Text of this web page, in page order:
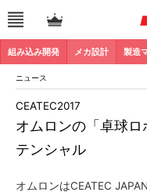
組み込み開発 メカ設計 製造
ニュース
オムロンの「卓球
テンシャル
CEATEC2017
オムロンはCEATEC